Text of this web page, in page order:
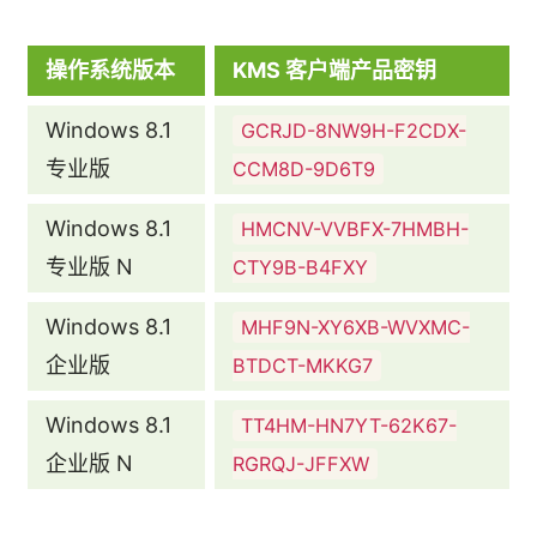
操作系统版本 KMS 客户端产品密钥
Windows 8.1
专业版
GCRJD-8NW9H-F2CDX-
CCM8D-9D6T9
Windows 8.1
专业版 N
HMCNV-VVBFX-7HMBH-
CTY9B-B4FXY
Windows 8.1
企业版
MHF9N-XY6XB-WVXMC-
BTDCT-MKKG7
Windows 8.1
企业版 N
TT4HM-HN7YT-62K67-
RGRQJ-JFFXW